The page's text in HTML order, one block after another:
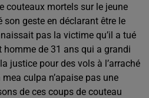
couteaux mortels sur le jeune
geste en déclarant être le
pas la victime qu’il a tué
homme de 31 ans qui a grandi
justice pour des vols à l’arraché
culpa n’apaise pas une
de ces coups de couteau